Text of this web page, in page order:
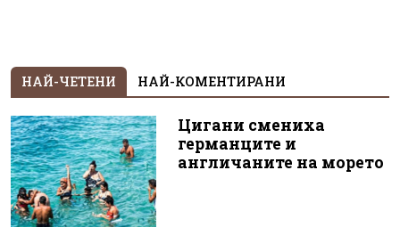
НАЙ-ЧЕТЕНИ НАЙ-КОМЕНТИРАНИ
Цигани смениха
германците и
англичаните на морето